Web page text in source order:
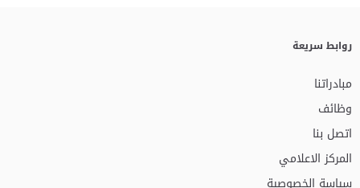
روابط سريعة
مبادراتنا
وظائف
اتصل بنا
المركز الاعلامي
سياسة الخصوصية